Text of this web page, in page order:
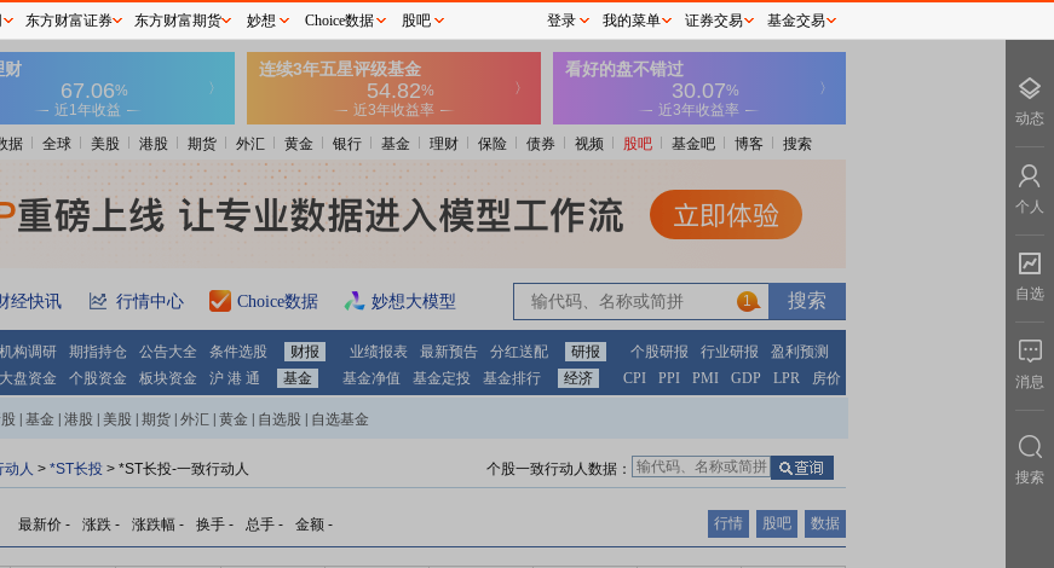
据 全球 美股 港股 期货 外汇 黄金 银行 基金 理财 保险 债券 视频 股吧 基金吧 博客 搜索
经快讯 行情中心 Choice数据 妙想大模型 1
机构调研 期指持仓 公告大全 条件选股 财报 业绩报表 最新预告 分红送配 研报 个股研报 行业研报
盈利预测
大盘资金 个股资金 板块资金 沪 港 通 基金 基金净值 基金定投 基金排行 经济 CPI PPI PMI GDP LPR 房价
基金 港股 美股 期货 外汇 黄金 自选股 自选基金
动人 > *ST长投 > *ST长投-一致行动人 个股一致行动人数据：
最新价 - 涨跌 - 涨跌幅 - 换手 - 总手 - 金额 - 行情 股吧 数据
东方财富证券 东方财富期货 妙想 Choice数据 股吧 登录 我的菜单 证券交易 基金交易
动态
个人
自选
消息
搜索